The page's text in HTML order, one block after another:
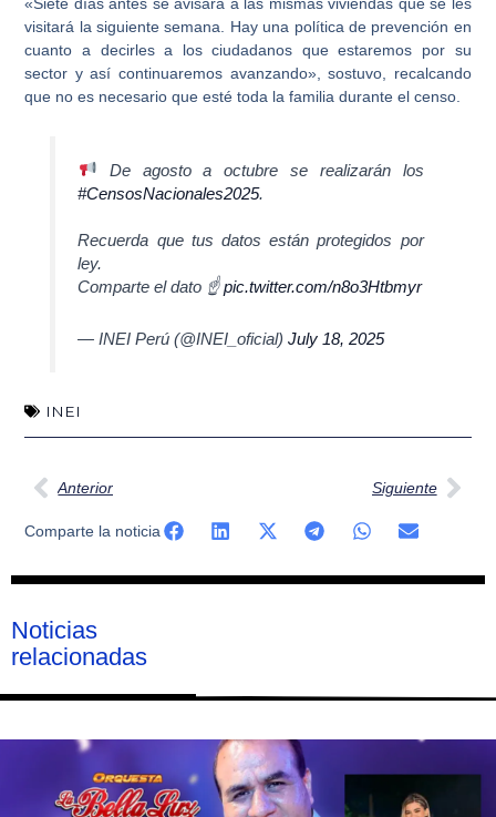
visitará la siguiente semana. Hay una política de prevención en
cuanto a decirles a los ciudadanos que estaremos por su
sector y así continuaremos avanzando», sostuvo, recalcando
que no es necesario que esté toda la familia durante el censo.
De agosto a octubre se realizarán los
#CensosNacionales2025.
Recuerda que tus datos están protegidos por
ley.
Comparte el dato ☝️pic.twitter.com/n8o3Htbmyr
— INEI Perú (@INEI_oficial)July 18, 2025
INEI
Ant
Anterior Siguiente
Comparte la noticia
Noticias
relacionadas